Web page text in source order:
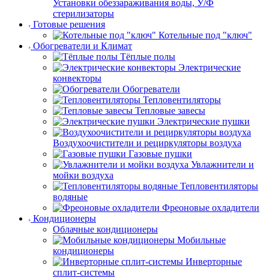
Установки обеззараживания воды, У/Ф
стерилизаторы
Готовые решения
Котельные под "ключ"
Обогреватели и Климат
Тёплые полы
Электрические
конвекторы
Обогреватели
Тепловентиляторы
Тепловые завесы
Электрические пушки
Воздухоочистители и рециркуляторы воздуха
Газовые пушки
Увлажнители и
мойки воздуха
Тепловентиляторы
водяные
Фреоновые охладители
Кондиционеры
Облачные кондиционеры
Мобильные
кондиционеры
Инверторные
сплит-системы